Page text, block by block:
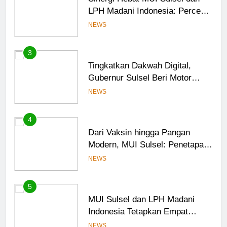
LPH Madani Indonesia: Percepat
Sertifikasi Halal, 4 Pelaku
NEWS
3
Tingkatkan Dakwah Digital,
Gubernur Sulsel Beri Motor
untuk Tim Media MUI Sulawesi
NEWS
4
Dari Vaksin hingga Pangan
Modern, MUI Sulsel: Penetapan
Halal Butuh Dalil dan Sains
NEWS
5
MUI Sulsel dan LPH Madani
Indonesia Tetapkan Empat
Pelaku Usaha Halal